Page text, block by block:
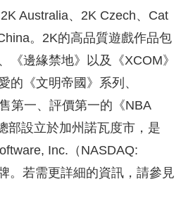
Australia、2K Czech、Cat
。2K的高品質遊戲作品包
《邊緣禁地》以及《XCOM》
的《文明帝國》系列、
第一、評價第一的《NBA
部設立於加州諾瓦度市，是
Inc.（NASDAQ:
。若需更詳細的資訊，請參見